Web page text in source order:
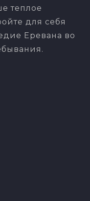
теплое
для себя
Еревана во